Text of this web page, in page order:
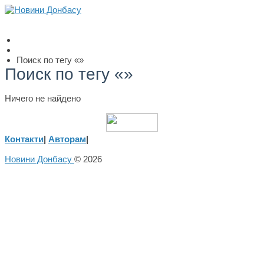
Поиск по тегу «»
Поиск по тегу «»
Ничего не найдено
Контакти| Авторам|
Новини Донбасу © 2026